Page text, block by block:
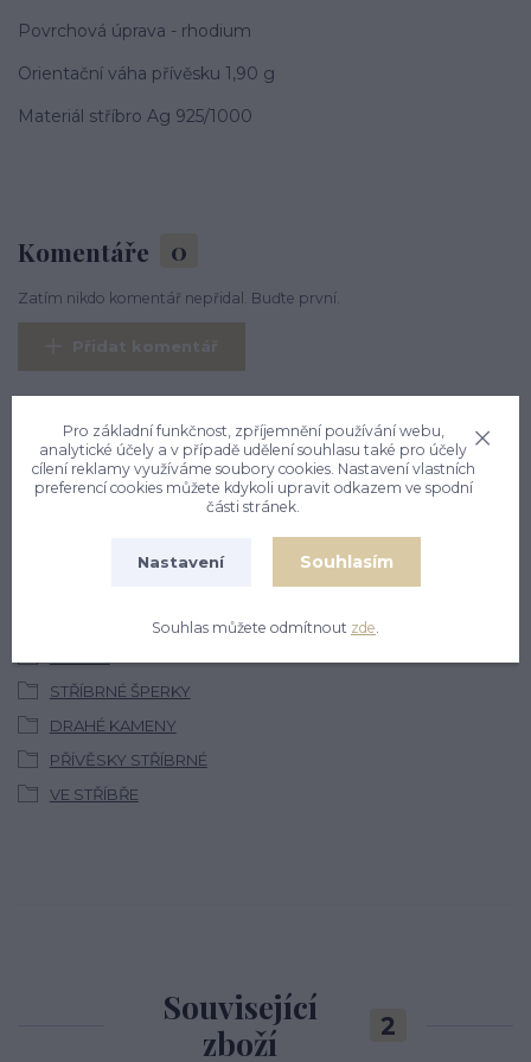
Povrchová úprava - rhodium
Orientační váha přívěsku 1,90 g
Materiál stříbro Ag 925/1000
Komentáře 0
Zatím nikdo komentář nepřidal. Buďte první.
Přidat komentář
STŘÍBRNÉ ŠPERKY
DRAHÉ KAMENY
PŘÍVĚSKY STŘÍBRNÉ
VE STŘÍBŘE
Nevíte si rady? Zavolejte.
+420 774 444 475
PO, PÁ: 7 - 13, ÚT, ST, ČT: 9 - 15
Související
zboží
2
Pro základní funkčnost, zpříjemnění používání webu,
analytické účely a v případě udělení souhlasu také pro účely
cílení reklamy využíváme soubory cookies. Nastavení vlastních
preferencí cookies můžete kdykoli upravit odkazem ve spodní
části stránek.
Nastavení Souhlasím
Souhlas můžete odmítnout zde